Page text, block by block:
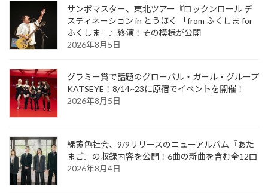
サンボマスター、東北ツアー『ロックンロール デ
スティネーション in とうほく 「from ふくしま for
ふくしま」』終演！その模様が公開
2026年8月5日
グラミー賞で話題のグローバル・ガール・グループ
KATSEYE！8/14~23に原宿でイベントを開催！
2026年8月5日
緑黄色社会、9/9リリースのニューアルバム『あた
まご』の収録内容を公開！6曲の新曲を含む全12曲
2026年8月4日